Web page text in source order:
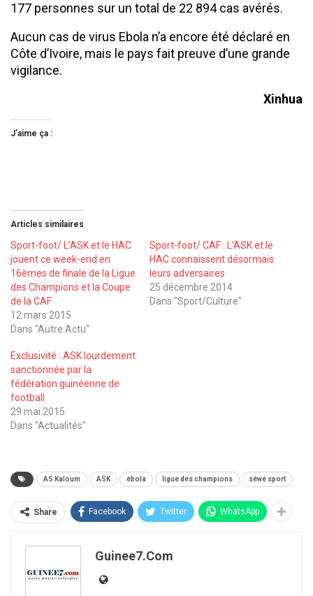
177 personnes sur un total de 22 894 cas avérés.
Aucun cas de virus Ebola n’a encore été déclaré en
Côte d’Ivoire, mais le pays fait preuve d’une grande
vigilance.
Xinhua
J’aime ça :
Articles similaires
Sport-foot/ L’ASK et le HAC
jouent ce week-end en
16èmes de finale de la Ligue
des Champions et la Coupe
de la CAF
12 mars 2015
Dans "Autre Actu"
Sport-foot/ CAF : L’ASK et le
HAC connaissent désormais
leurs adversaires
25 décembre 2014
Dans "Sport/Culture"
Exclusivité : ASK lourdement
sanctionnée par la
fédération guinéenne de
football
29 mai 2015
Dans "Actualités"
AS Kaloum ASK ébola ligue des champions séwé sport
Share Facebook Twitter WhatsApp
Guinee7.com